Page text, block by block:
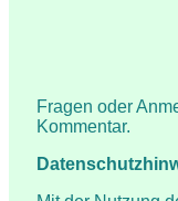
Fragen oder
Kommentar.